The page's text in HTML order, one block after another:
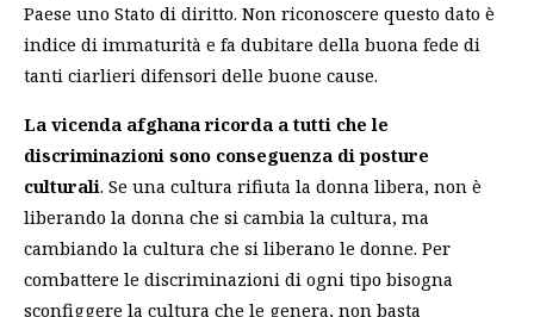
Paese uno Stato di diritto. Non riconoscere questo dato è
indice di immaturità e fa dubitare della buona fede di
tanti ciarlieri difensori delle buone cause.
La vicenda afghana ricorda a tutti che le
discriminazioni sono conseguenza di posture
culturali. Se una cultura rifiuta la donna libera, non è
liberando la donna che si cambia la cultura, ma
cambiando la cultura che si liberano le donne. Per
combattere le discriminazioni di ogni tipo bisogna
sconfiggere la cultura che le genera, non basta